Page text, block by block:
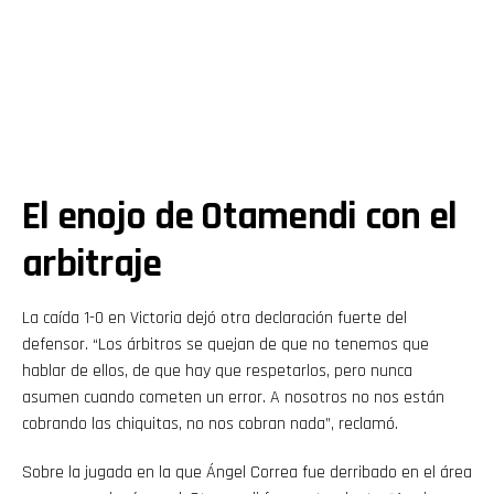
El enojo de Otamendi con el
arbitraje
La caída 1-0 en Victoria dejó otra declaración fuerte del
defensor. “Los árbitros se quejan de que no tenemos que
hablar de ellos, de que hay que respetarlos, pero nunca
asumen cuando cometen un error. A nosotros no nos están
cobrando las chiquitas, no nos cobran nada”, reclamó.
Sobre la jugada en la que Ángel Correa fue derribado en el área